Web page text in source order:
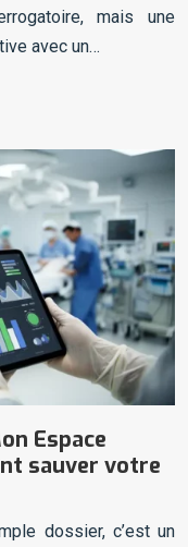
mais une
avec un…
Espace
sauver votre
dossier, c’est un